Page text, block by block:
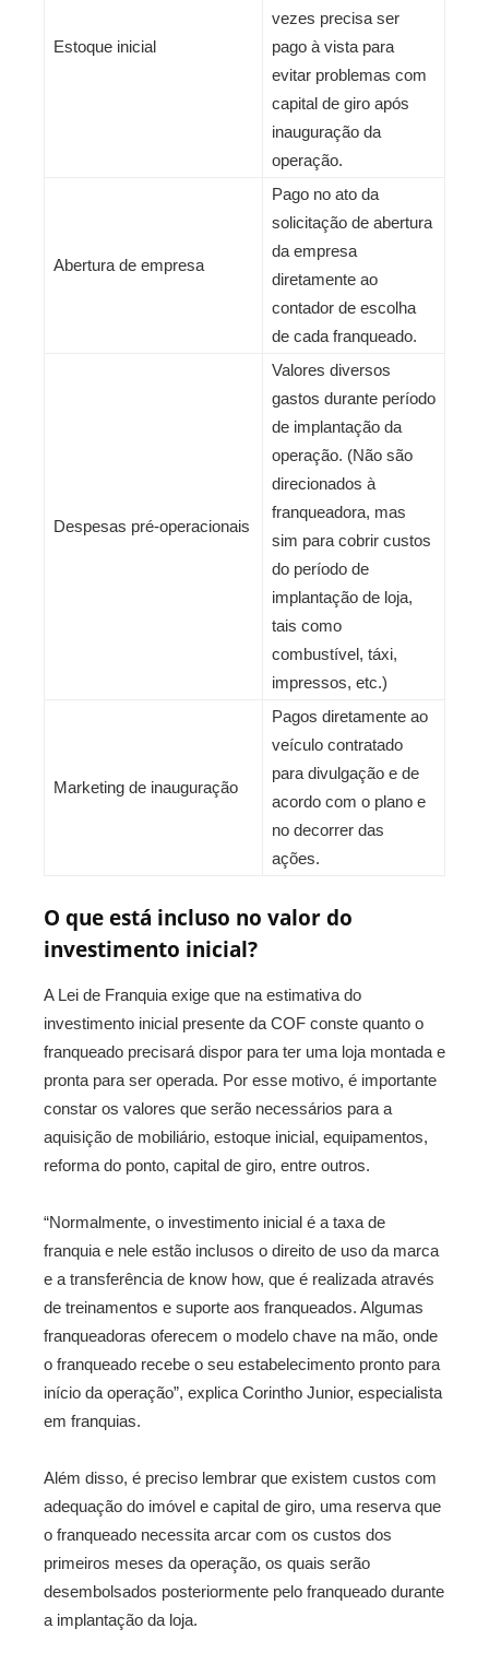
Estoque inicial
vezes precisa ser
pago à vista para
evitar problemas com
capital de giro após
inauguração da
operação.
Abertura de empresa
Pago no ato da
solicitação de abertura
da empresa
diretamente ao
contador de escolha
de cada franqueado.
Despesas pré-operacionais
Valores diversos
gastos durante período
de implantação da
operação. (Não são
direcionados à
franqueadora, mas
sim para cobrir custos
do período de
implantação de loja,
tais como
combustível, táxi,
impressos, etc.)
Marketing de inauguração
Pagos diretamente ao
veículo contratado
para divulgação e de
acordo com o plano e
no decorrer das
ações.
O que está incluso no valor do
investimento inicial?
A Lei de Franquia exige que na estimativa do
investimento inicial presente da COF conste quanto o
franqueado precisará dispor para ter uma loja montada e
pronta para ser operada. Por esse motivo, é importante
constar os valores que serão necessários para a
aquisição de mobiliário, estoque inicial, equipamentos,
reforma do ponto, capital de giro, entre outros.
“Normalmente, o investimento inicial é a taxa de
franquia e nele estão inclusos o direito de uso da marca
e a transferência de know how, que é realizada através
de treinamentos e suporte aos franqueados. Algumas
franqueadoras oferecem o modelo chave na mão, onde
o franqueado recebe o seu estabelecimento pronto para
início da operação”, explica Corintho Junior, especialista
em franquias.
Além disso, é preciso lembrar que existem custos com
adequação do imóvel e capital de giro, uma reserva que
o franqueado necessita arcar com os custos dos
primeiros meses da operação, os quais serão
desembolsados posteriormente pelo franqueado durante
a implantação da loja.